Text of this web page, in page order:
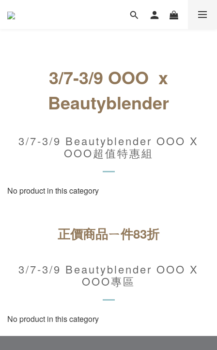
3/7-3/9 OOO x
Beautyblender
3/7-3/9 Beautyblender OOO X
OOO超值特惠組
No product in this category
正價商品ㄧ件83折
3/7-3/9 Beautyblender OOO X
OOO專區
No product in this category